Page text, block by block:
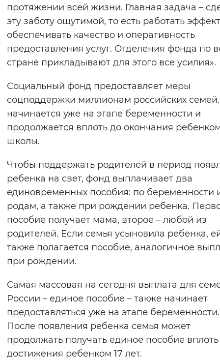
протяжении всей жизни. Главная задача –
эту заботу ощутимой, то есть работать
обеспечивать качество и оперативность
предоставления услуг. Отделения фонда по
стране прикладывают для этого все усилия».
Социальный фонд предоставляет меры
соцподдержки миллионам российских
начинается уже на этапе беременности и
продолжается вплоть до окончания
школы.
Чтобы поддержать родителей в период
ребенка на свет, фонд выплачивает два
единовременных пособия: по беременности
родам, а также при рождении ребенка.
пособие получает мама, второе – любой из
родителей. Если семья усыновила ребенка,
также полагается пособие, аналогичное
при рождении.
Самая массовая на сегодня выплата для
России – единое пособие – также начинает
предоставляться уже на этапе беременности.
После появления ребенка семья может
продолжать получать единое пособие
достижения ребенком 17 лет.